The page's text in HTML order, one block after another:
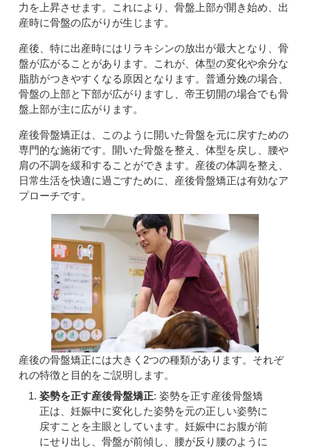
力を上昇させます。これにより、骨盤上部が開き始め、出
産時に骨盤の広がりが生じます。
産後、特に出産時にはリラキシンの放出が最大となり、骨
盤が広がることがあります。これが、体型の変化や余分な
脂肪がつきやすくなる原因となります。普通分娩の場合、
骨盤の上部と下部が広がりますし、帝王切開の場合でも骨
盤上部が主に広がります。
産後骨盤矯正は、このように開いた骨盤を元に戻すための
専門的な施術です。開いた骨盤を整え、体型を戻し、腰や
肩の不調を緩和することができます。産後の体調を整え、
日常生活を快適に過ごすために、産後骨盤矯正は有効なア
プローチです。
産後の骨盤矯正には大きく2つの種類があります。それぞ
れの特徴と目的をご説明します。
姿勢を正す産後骨盤矯正: 姿勢を正す産後骨盤矯
正は、妊娠中に変化した姿勢を元の正しい姿勢に
戻すことを主眼としています。妊娠中にお腹が前
にせり出し、骨盤が前傾し、腰が反り腰のように